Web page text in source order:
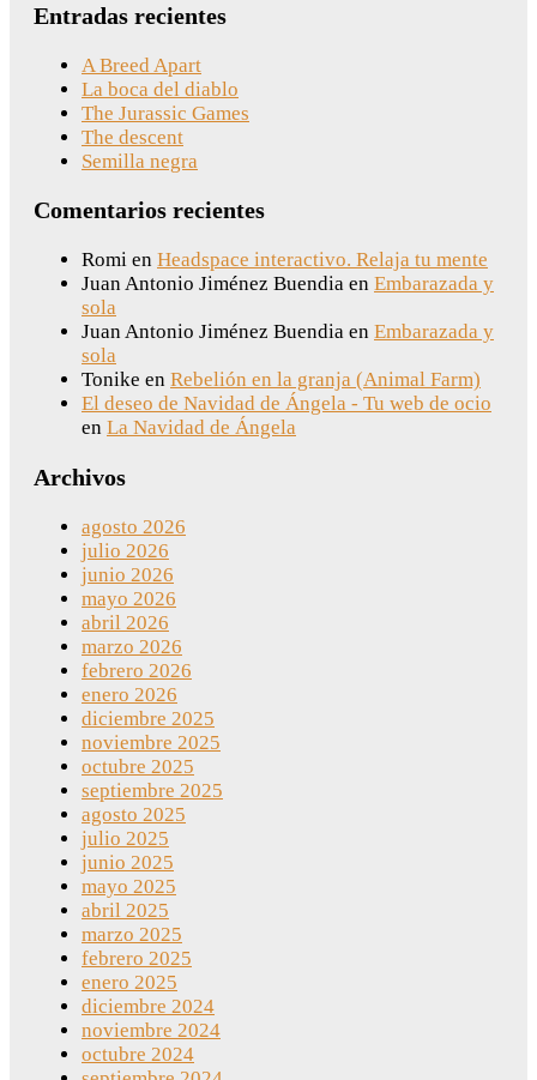
Entradas recientes
A Breed Apart
La boca del diablo
The Jurassic Games
The descent
Semilla negra
Comentarios recientes
Romi en Headspace interactivo. Relaja tu mente
Juan Antonio Jiménez Buendia en Embarazada y
sola
Juan Antonio Jiménez Buendia en Embarazada y
sola
Tonike en Rebelión en la granja (Animal Farm)
El deseo de Navidad de Ángela - Tu web de ocio
en La Navidad de Ángela
Archivos
agosto 2026
julio 2026
junio 2026
mayo 2026
abril 2026
marzo 2026
febrero 2026
enero 2026
diciembre 2025
noviembre 2025
octubre 2025
septiembre 2025
agosto 2025
julio 2025
junio 2025
mayo 2025
abril 2025
marzo 2025
febrero 2025
enero 2025
diciembre 2024
noviembre 2024
octubre 2024